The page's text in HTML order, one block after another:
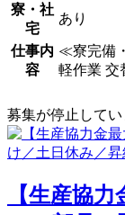
寮・社
宅
あり
仕事内
容
≪寮完備
軽作業 交
募集が停止してい
【生産協